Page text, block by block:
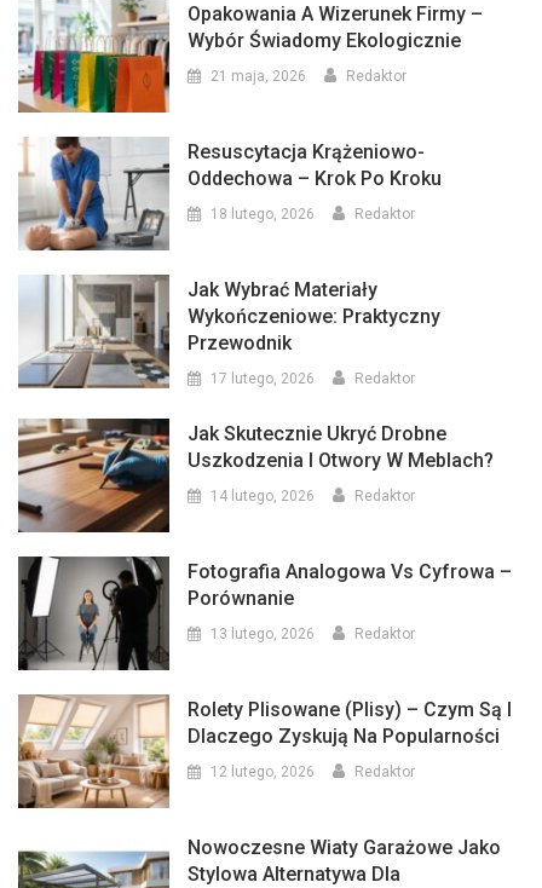
Opakowania A Wizerunek Firmy –
Wybór Świadomy Ekologicznie
21 maja, 2026 Redaktor
Resuscytacja Krążeniowo-
Oddechowa – Krok Po Kroku
18 lutego, 2026 Redaktor
Jak Wybrać Materiały
Wykończeniowe: Praktyczny
Przewodnik
17 lutego, 2026 Redaktor
Jak Skutecznie Ukryć Drobne
Uszkodzenia I Otwory W Meblach?
14 lutego, 2026 Redaktor
Fotografia Analogowa Vs Cyfrowa –
Porównanie
13 lutego, 2026 Redaktor
Rolety Plisowane (plisy) – Czym Są I
Dlaczego Zyskują Na Popularności
12 lutego, 2026 Redaktor
Nowoczesne Wiaty Garażowe Jako
Stylowa Alternatywa Dla